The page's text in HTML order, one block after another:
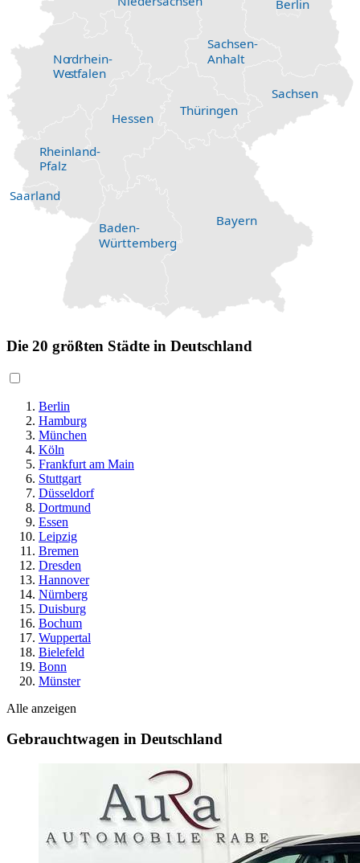
Bayern
Baden-
Württemberg
Sachsen
Sachsen-
Anhalt
No
rdrhein-
Westfalen
Hessen
Rheinland-
Pfalz
Saarland
Berlin
Thüringen
Die 20 größten Städte in Deutschland
Berlin
Hamburg
München
Köln
Frankfurt am Main
Stuttgart
Düsseldorf
Dortmund
Essen
Leipzig
Bremen
Dresden
Hannover
Nürnberg
Duisburg
Bochum
Wuppertal
Bielefeld
Bonn
Münster
Alle anzeigen
Gebrauchtwagen in Deutschland